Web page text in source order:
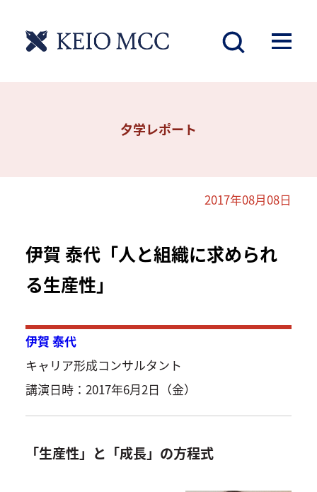
夕学レポート
2017年08月08日
伊賀 泰代「人と組織に求められ
る生産性」
伊賀 泰代
キャリア形成コンサルタント
講演日時：2017年6月2日（金）
「生産性」と「成長」の方程式